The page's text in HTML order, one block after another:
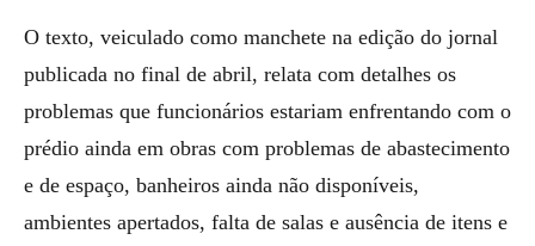
O texto, veiculado como manchete na edição do jornal
publicada no final de abril, relata com detalhes os
problemas que funcionários estariam enfrentando com o
prédio ainda em obras com problemas de abastecimento
e de espaço, banheiros ainda não disponíveis,
ambientes apertados, falta de salas e ausência de itens e